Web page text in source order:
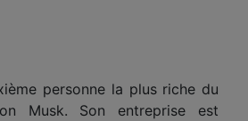
personne la plus riche du
Musk. Son entreprise est